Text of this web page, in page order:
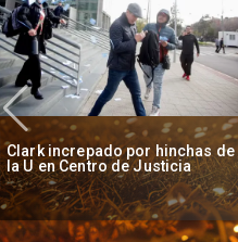
Vozinha firma contrato con
Colo Colo como nuevo arquero